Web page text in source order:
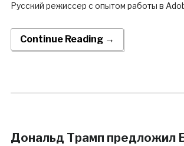
Русский режиссер с опытом работы в
Continue Reading →
Дональд Трамп предложил